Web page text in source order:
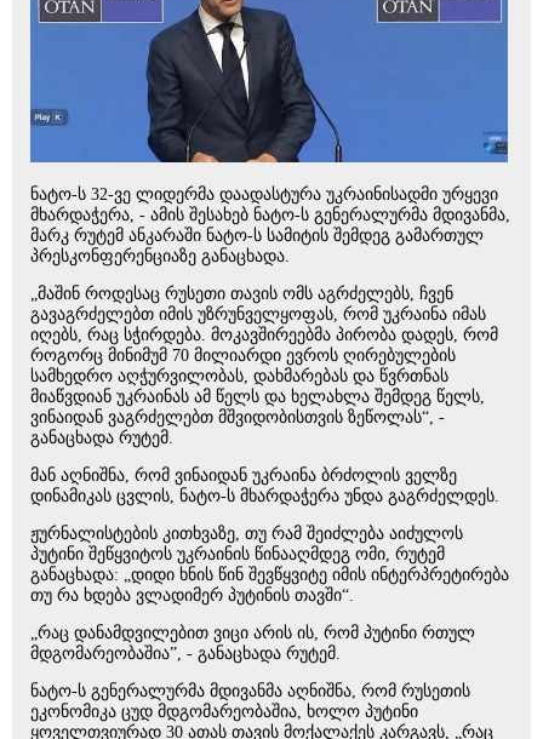
ნატო-ს 32-ვე ლიდერმა დაადასტურა უკრაინისადმი ურყევი
მხარდაჭერა, - ამის შესახებ ნატო-ს გენერალურმა მდივანმა,
მარკ რუტემ ანკარაში ნატო-ს სამიტის შემდეგ გამართულ
პრესკონფერენციაზე განაცხადა.
„მაშინ როდესაც რუსეთი თავის ომს აგრძელებს, ჩვენ
გავაგრძელებთ იმის უზრუნველყოფას, რომ უკრაინა იმას
იღებს, რაც სჭირდება. მოკავშირეებმა პირობა დადეს, რომ
როგორც მინიმუმ 70 მილიარდი ევროს ღირებულების
სამხედრო აღჭურვილობას, დახმარებას და წვრთნას
მიაწვდიან უკრაინას ამ წელს და ხელახლა შემდეგ წელს,
ვინაიდან ვაგრძელებთ მშვიდობისთვის ზეწოლას“, -
განაცხადა რუტემ.
მან აღნიშნა, რომ ვინაიდან უკრაინა ბრძოლის ველზე
დინამიკას ცვლის, ნატო-ს მხარდაჭერა უნდა გაგრძელდეს.
ჟურნალისტების კითხვაზე, თუ რამ შეიძლება აიძულოს
პუტინი შეწყვიტოს უკრაინის წინააღმდეგ ომი, რუტემ
განაცხადა: „დიდი ხნის წინ შევწყვიტე იმის ინტერპრეტირება
თუ რა ხდება ვლადიმერ პუტინის თავში“.
„რაც დანამდვილებით ვიცი არის ის, რომ პუტინი რთულ
მდგომარეობაშია”, - განაცხადა რუტემ.
ნატო-ს გენერალურმა მდივანმა აღნიშნა, რომ რუსეთის
ეკონომიკა ცუდ მდგომარეობაშია, ხოლო პუტინი
ყოველთვიურად 30 ათას თავის მოქალაქეს კარგავს, „რაც